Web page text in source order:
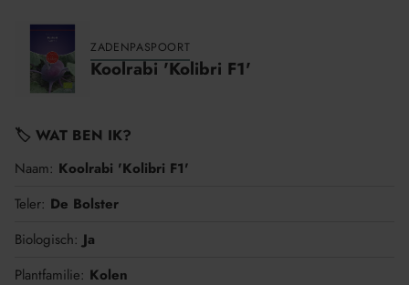
ZADENPASPOORT
Koolrabi 'Kolibri F1'
🏷️ WAT BEN IK?
Naam: Koolrabi 'Kolibri F1'
Teler: De Bolster
Biologisch: Ja
Plantfamilie: Kolen